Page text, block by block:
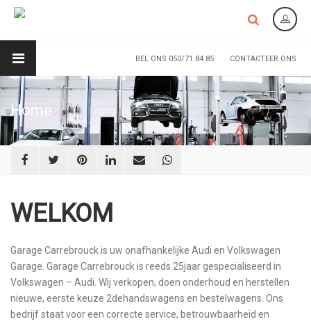
BEL ONS 050/71 84 85 CONTACTEER ONS
Home
WELKOM
Garage Carrebrouck is uw onafhankelijke Audi en Volkswagen
Garage. Garage Carrebrouck is reeds 25jaar gespecialiseerd in
Volkswagen – Audi. Wij verkopen, doen onderhoud en herstellen
nieuwe, eerste keuze 2dehandswagens en bestelwagens. Ons
bedrijf staat voor een correcte service, betrouwbaarheid en